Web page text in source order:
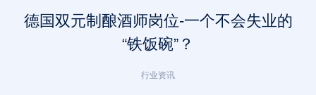
德国双元制酿酒师岗位-一个不会失业的
“铁饭碗”？
行业资讯